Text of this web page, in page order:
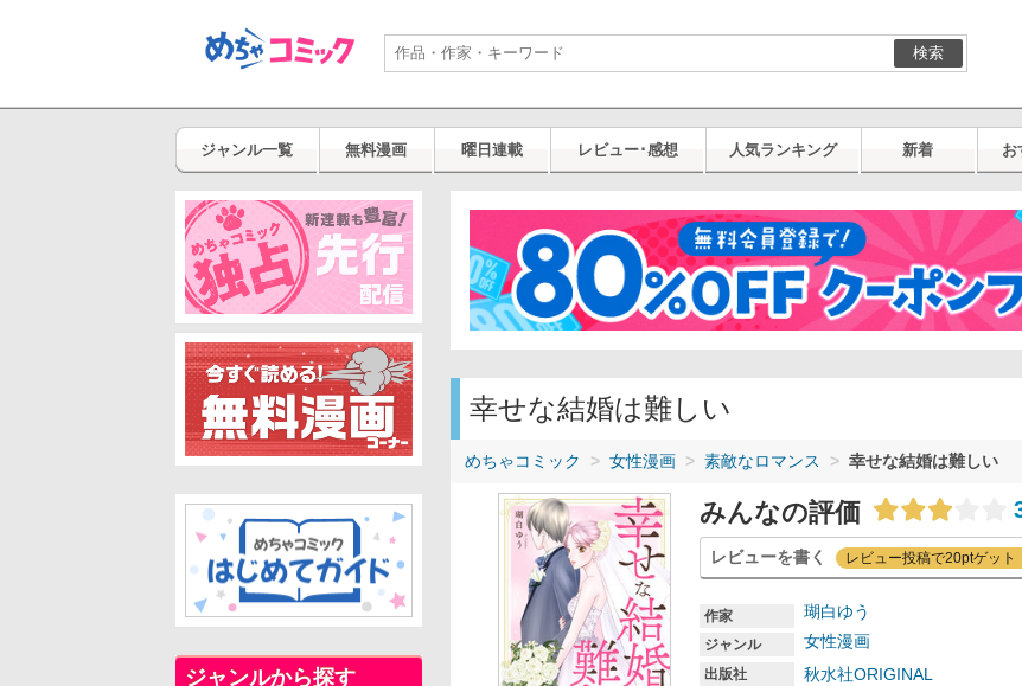
検索
ジャンル一覧 無料漫画 曜日連載 レビュー･感想 人気ランキング 新着 お
幸せな結婚は難しい
めちゃコミック 女性漫画 素敵なロマンス 幸せな結婚は難しい
みんなの評価
レビューを書く レビュー投稿で20ptゲット
作家 瑚白ゆう
ジャンル 女性漫画
出版社 秋水社ORIGINAL
ジャンルから探す